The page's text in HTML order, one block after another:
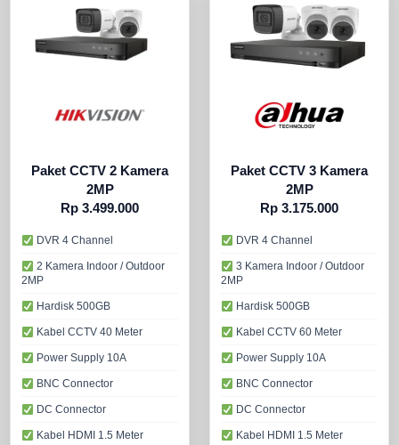
Paket CCTV 2 Kamera
2MP
Rp 3.499.000
DVR 4 Channel
2 Kamera Indoor / Outdoor
2MP
Hardisk 500GB
Kabel CCTV 40 Meter
Power Supply 10A
BNC Connector
DC Connector
Kabel HDMI 1.5 Meter
Paket CCTV 3 Kamera
2MP
Rp 3.175.000
DVR 4 Channel
3 Kamera Indoor / Outdoor
2MP
Hardisk 500GB
Kabel CCTV 60 Meter
Power Supply 10A
BNC Connector
DC Connector
Kabel HDMI 1.5 Meter